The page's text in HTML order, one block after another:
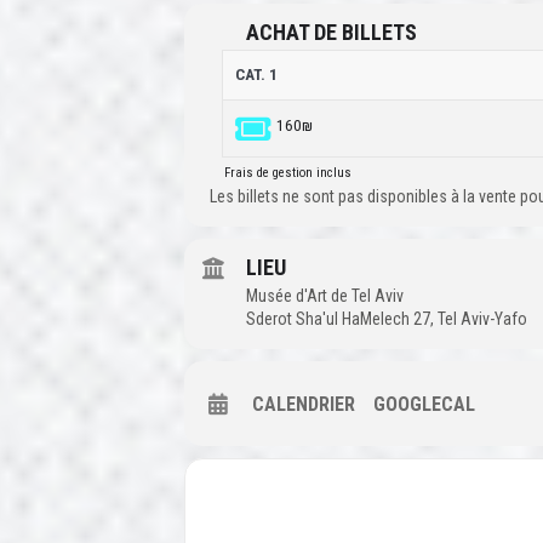
ACHAT DE BILLETS
CAT. 1
160₪
Frais de gestion inclus
Les billets ne sont pas disponibles à la vente
LIEU
Musée d'Art de Tel Aviv
Sderot Sha'ul HaMelech 27, Tel Aviv-Yafo
CALENDRIER GOOGLECAL